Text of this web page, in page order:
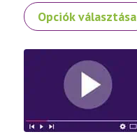
Opciók választása
Ennek
a
variációja
változatok